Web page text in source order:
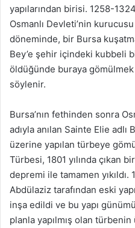
yapılarından birisi. 1258-
Osmanlı Devleti’nin
döneminde, bir Bursa
Bey’e şehir içindeki kubbeli
öldüğünde buraya
söylenir.
Bursa’nın fethinden sonra
adıyla anılan Sainte Elie adlı
üzerine yapılan türbeye
Türbesi, 1801 yılında çıkan
depremi ile tamamen yıkıldı.
Abdülaziz tarafından eski
inşa edildi ve bu yapı
planla yapılmış olan